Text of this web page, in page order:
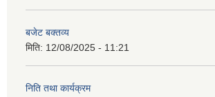
बजेट बक्तव्य
मिति: 12/08/2025 - 11:21
निति तथा कार्यक्रम